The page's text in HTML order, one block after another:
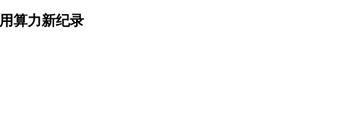
算力新纪录